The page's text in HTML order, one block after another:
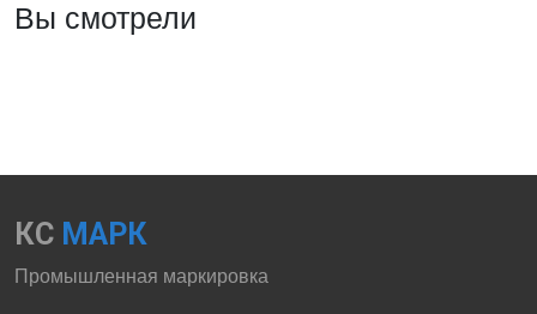
Вы смотрели
КС МАРК
Промышленная маркировка